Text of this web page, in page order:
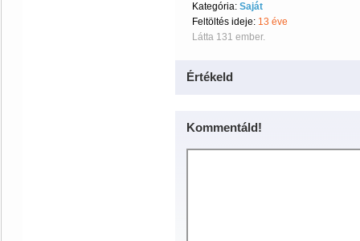
Kategória: Saját
Feltöltés ideje: 13 éve
Látta 131 ember.
Értékeld
Kommentáld!